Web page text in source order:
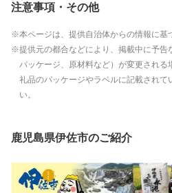
注意事項・その他
本ページは、提供自治体からの情報に基
提供元の都合などにより、掲載中に予告
パッケージ、原材料など）が変更される
礼品のパッケージやラベルに記載されて
い。
鹿児島県伊佐市のご紹介